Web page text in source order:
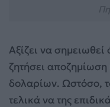
Αξίζει να σημειωθεί
ζητήσει
δολαρίων. Ωστόσο,
τελικά να της